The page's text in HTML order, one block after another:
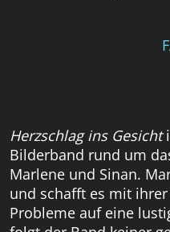
Herzschlag ins Gesicht
Bilderband rund um
Marlene und Sinan.
und schafft es mit
Probleme auf eine